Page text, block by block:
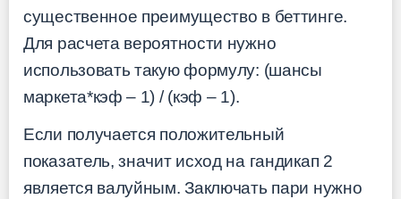
существенное преимущество в беттинге.
Для расчета вероятности нужно
использовать такую формулу: (шансы
маркета*кэф – 1) / (кэф – 1).
Если получается положительный
показатель, значит исход на гандикап 2
является валуйным. Заключать пари нужно